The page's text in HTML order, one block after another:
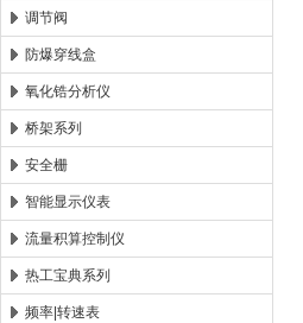
调节阀
防爆穿线盒
氧化锆分析仪
桥架系列
安全栅
智能显示仪表
流量积算控制仪
热工宝典系列
频率|转速表